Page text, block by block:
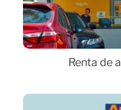
Renta de